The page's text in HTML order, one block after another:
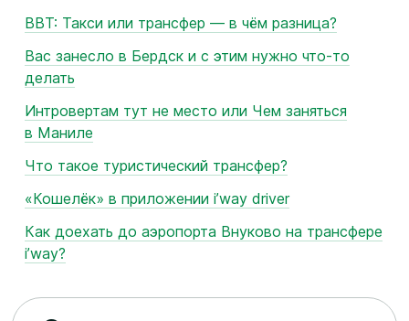
BBT: Такси или трансфер — в чём разница?
Вас занесло в Бердск и с этим нужно что‑то
делать
Интровертам тут не место или Чем заняться
в Маниле
Что такое туристический трансфер?
«Кошелёк» в приложении i’way driver
Как доехать до аэропорта Внуково на трансфере
i’way?